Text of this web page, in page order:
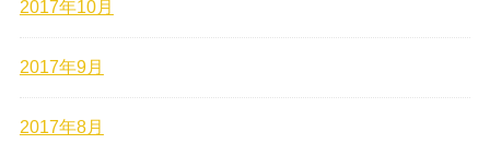
2017年10月
2017年9月
2017年8月